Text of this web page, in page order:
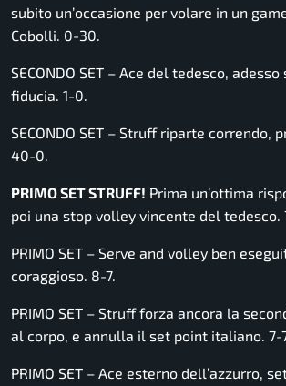
subito un’occasione per volare in un
Cobolli. 0-30.
SECONDO SET – Ace del tedesco,
fiducia. 1-0.
SECONDO SET – Struff riparte correndo,
40-0.
PRIMO SET STRUFF! Prima un’ottima
poi una stop volley vincente del tedesco.
PRIMO SET – Serve and volley ben
coraggioso. 8-7.
PRIMO SET – Struff forza ancora la
al corpo, e annulla il set point italiano. 7-
PRIMO SET – Ace esterno dell’azzurro,